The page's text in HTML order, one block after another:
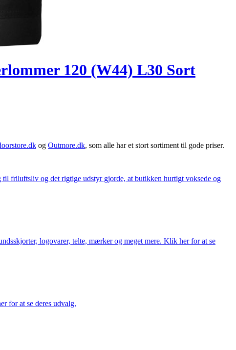
120 (W44) L30 Sort
og Outmore.dk, som alle har et stort sortiment til gode priser.
friluftsliv og det rigtige udstyr gjorde, at butikken hurtigt voksede og
logovarer, telte, mærker og meget mere. Klik her for at se
for at se deres udvalg.